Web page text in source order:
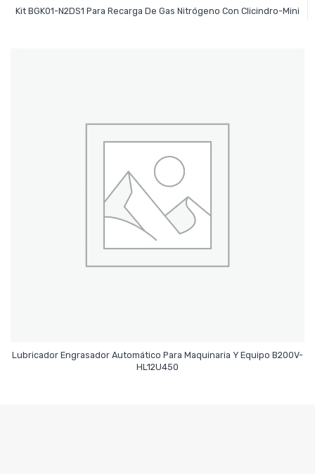
Kit BGK01-N2DS1 Para Recarga De Gas Nitrógeno Con Clicindro-Mini
Lubricador Engrasador Automático Para Maquinaria Y Equipo B200V-
HL12U450
Leer Más